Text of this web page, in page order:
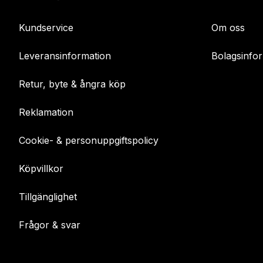
Kundservice
Leveransinformation
Retur, byte & ångra köp
Reklamation
Cookie- & personuppgiftspolicy
Köpvillkor
Tillgänglighet
Frågor & svar
Om oss